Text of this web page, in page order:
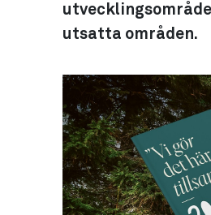
utsatta områden.